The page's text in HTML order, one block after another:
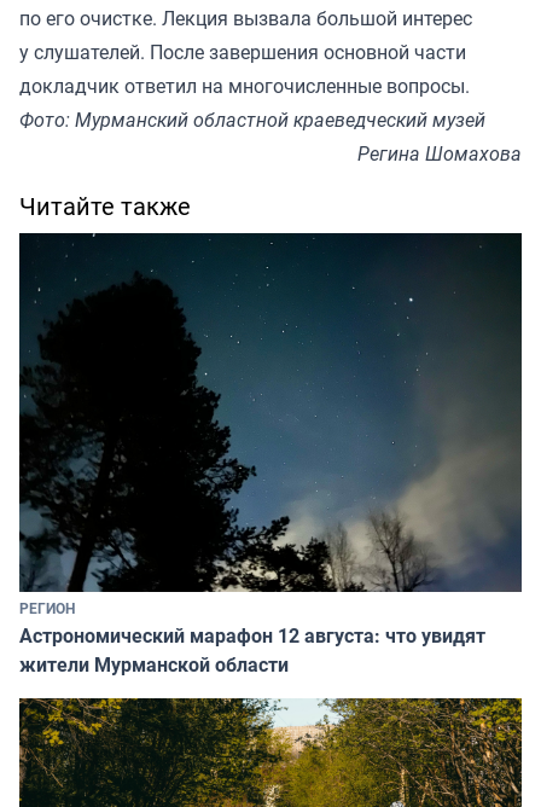
по его очистке. Лекция вызвала большой интерес
у слушателей. После завершения основной части
докладчик ответил на многочисленные вопросы.
Фото: Мурманский областной краеведческий музей
Регина Шомахова
Читайте также
РЕГИОН
Астрономический марафон 12 августа: что увидят
жители Мурманской области